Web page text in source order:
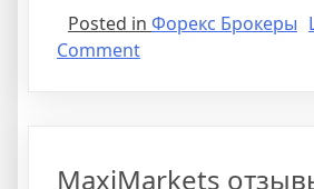
Posted in Форекс Брокеры
Commenton
Форекс
MaxiMarkets